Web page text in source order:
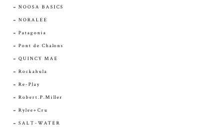
NOOSA BASICS
NORALEE
Patagonia
Pont de Chalons
QUINCY MAE
Rockahula
Re-Play
Robert.P.Miller
Rylee+Cru
SALT-WATER